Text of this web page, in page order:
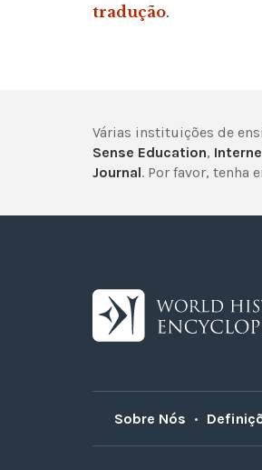
tradução.
Várias instituições de
Sense Education,
Journal. Por favor, tenha
Sobre Nós •